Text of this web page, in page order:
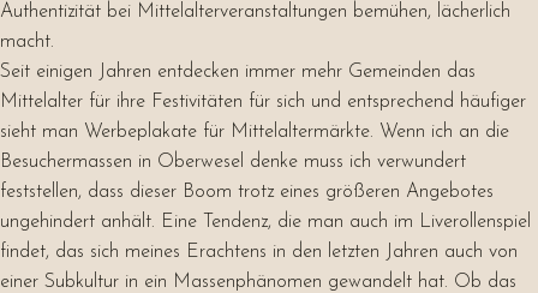
Authentizität bei Mittelalterveranstaltungen bemühen, lächerlich
macht.
Seit einigen Jahren entdecken immer mehr Gemeinden das
Mittelalter für ihre Festivitäten für sich und entsprechend häufiger
sieht man Werbeplakate für Mittelaltermärkte. Wenn ich an die
Besuchermassen in Oberwesel denke muss ich verwundert
feststellen, dass dieser Boom trotz eines größeren Angebotes
ungehindert anhält. Eine Tendenz, die man auch im Liverollenspiel
findet, das sich meines Erachtens in den letzten Jahren auch von
einer Subkultur in ein Massenphänomen gewandelt hat. Ob das